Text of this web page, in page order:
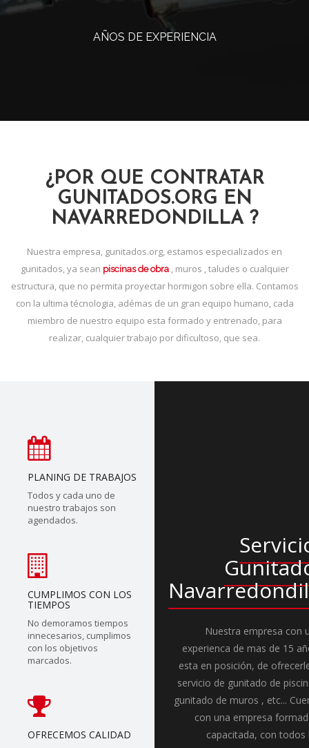
AÑOS DE EXPERIENCIA
¿POR QUE CONTRATAR
GUNITADOS.ORG EN
NAVARREDONDILLA ?
Nuestra empresa, gunitados.org, estamos especializados en
gunitados, ya sean piscinas de obra, muros , taludes o cualquier
estructura, que no permita proyectar hormigon sobre ella. Contamos
con la ultima técnologia, adémas de un gran equipo humano, cada
miembro de nuestro equipo esta formado y entrenado, para
realizar, cualquier trabajo por dificultoso, que sea.
PLANING DE TRABAJOS
Todos y cada uno de
nuestro trabajos son
agendados.
CUMPLIMOS CON LOS
TIEMPOS
No demoramos tiempos
innecesarios, cumplimos
con los objetivos
marcados.
OFRECEMOS CALIDAD
Nuestra empresa con
experienca de mas de 15
esta en posición, de
servicio de gunitado de
gunitado de muros , etc...
con una empresa
capacitada, con todos